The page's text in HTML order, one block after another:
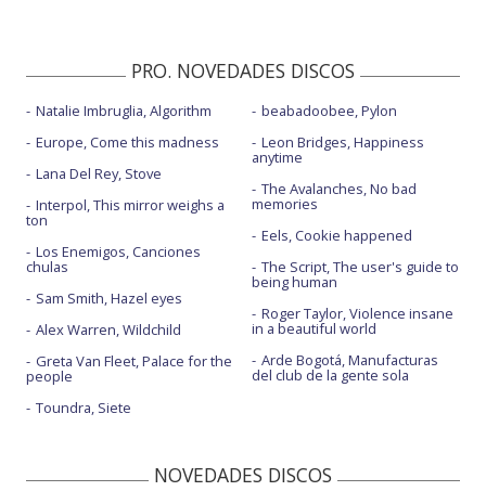
PRO. NOVEDADES DISCOS
Natalie Imbruglia, Algorithm
Europe, Come this madness
Lana Del Rey, Stove
Interpol, This mirror weighs a
ton
Los Enemigos, Canciones
chulas
Sam Smith, Hazel eyes
Alex Warren, Wildchild
Greta Van Fleet, Palace for the
people
Toundra, Siete
beabadoobee, Pylon
Leon Bridges, Happiness
anytime
The Avalanches, No bad
memories
Eels, Cookie happened
The Script, The user's guide to
being human
Roger Taylor, Violence insane
in a beautiful world
Arde Bogotá, Manufacturas
del club de la gente sola
NOVEDADES DISCOS